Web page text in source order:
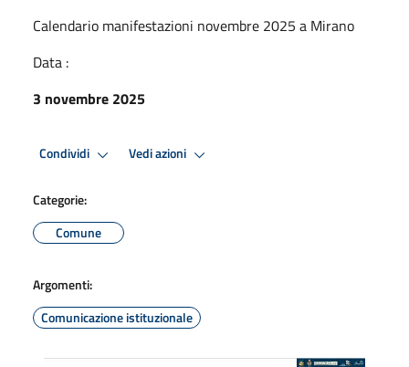
Calendario manifestazioni novembre 2025 a Mirano
Data :
3 novembre 2025
Condividi Vedi azioni
Categorie:
Comune
Argomenti:
Comunicazione istituzionale